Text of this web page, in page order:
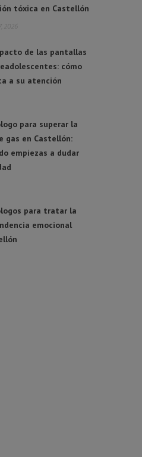
tóxica en Castellón
2026
de las pantallas
cómo
a su atención
para superar la
gas en Castellón:
empiezas a dudar
para tratar la
emocional